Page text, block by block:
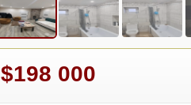
$198 000